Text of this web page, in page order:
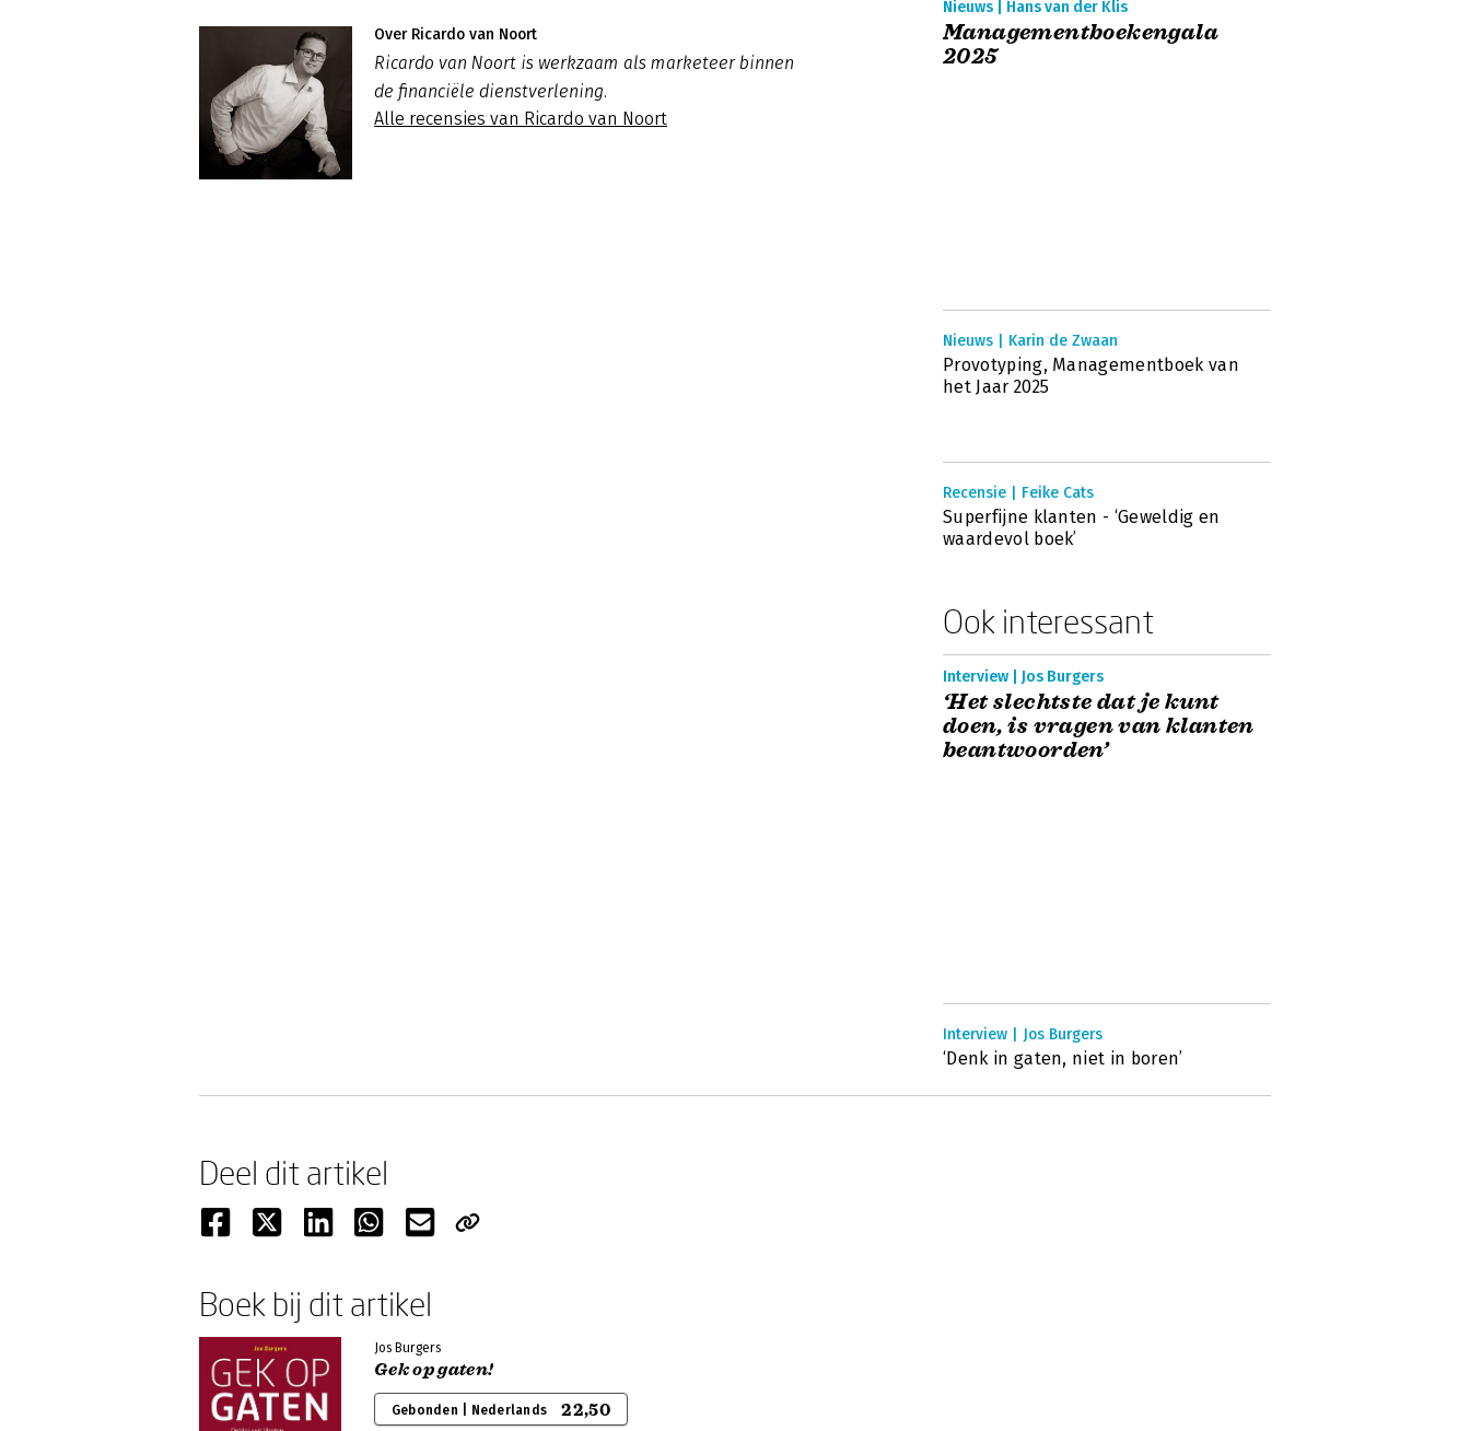
Over Ricardo van Noort
Ricardo van Noort is werkzaam als marketeer binnen
de financiële dienstverlening.
Alle recensies van Ricardo van Noort
Nieuws | Hans van der Klis
Managementboekengala
2025
Nieuws | Karin de Zwaan
Provotyping, Managementboek van
het Jaar 2025
Recensie | Feike Cats
Superfijne klanten - ‘Geweldig en
waardevol boek’
Ook interessant
Interview | Jos Burgers
‘Het slechtste dat je kunt
doen, is vragen van klanten
beantwoorden’
Interview | Jos Burgers
‘Denk in gaten, niet in boren’
Deel dit artikel
Boek bij dit artikel
Jos Burgers
Gek op gaten!
Gebonden | Nederlands 22,50